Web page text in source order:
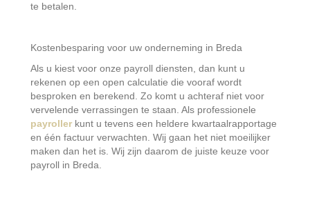
te betalen.
Kostenbesparing voor uw onderneming in Breda
Als u kiest voor onze payroll diensten, dan kunt u
rekenen op een open calculatie die vooraf wordt
besproken en berekend. Zo komt u achteraf niet voor
vervelende verrassingen te staan. Als professionele
payroller kunt u tevens een heldere kwartaalrapportage
en één factuur verwachten. Wij gaan het niet moeilijker
maken dan het is. Wij zijn daarom de juiste keuze voor
payroll in Breda.